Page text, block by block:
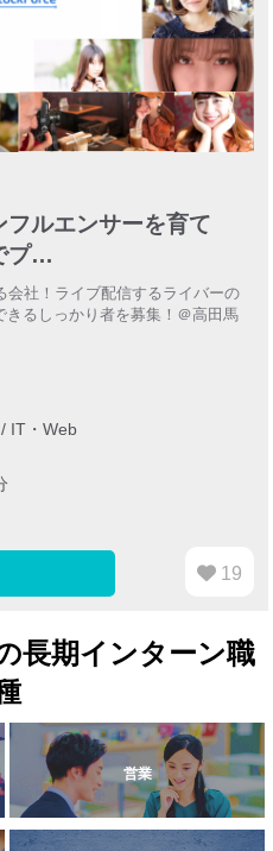
フルエンサーを育て
プ…
会社！ライブ配信するライバーの
るしっかり者を募集！＠高田馬
/ IT・Web
19
長期インターン職
営業